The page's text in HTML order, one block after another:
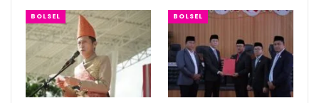
BOLSEL BOLSEL